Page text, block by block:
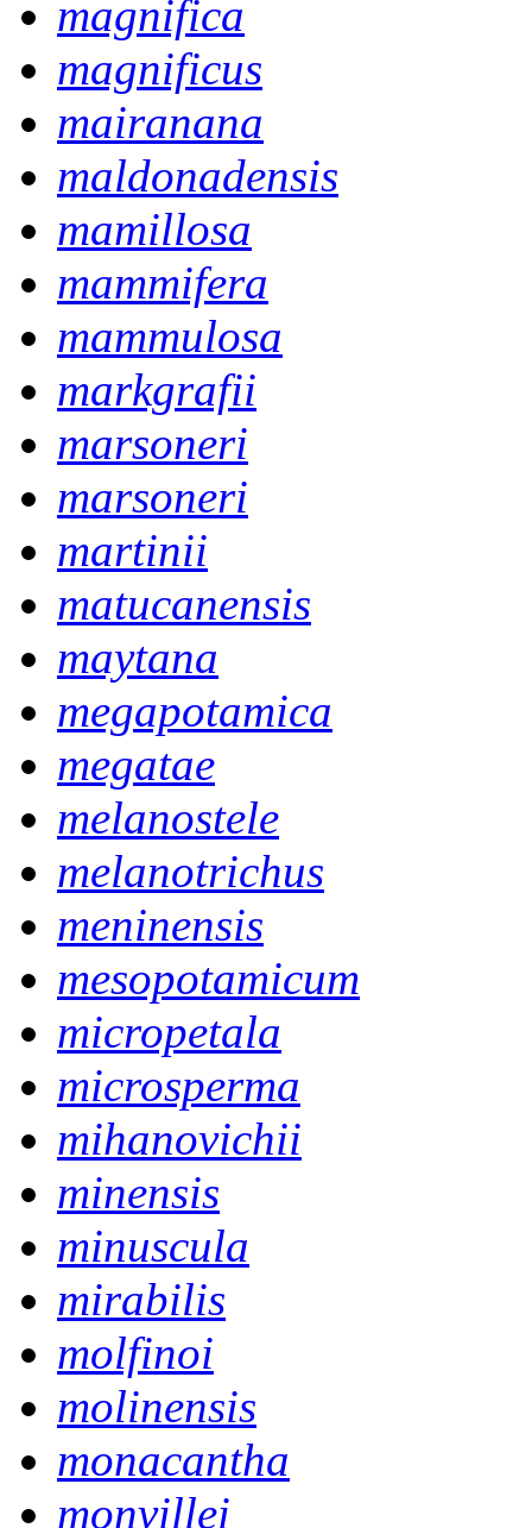
magnifica
magnificus
mairanana
maldonadensis
mamillosa
mammifera
mammulosa
markgrafii
marsoneri
marsoneri
martinii
matucanensis
maytana
megapotamica
megatae
melanostele
melanotrichus
meninensis
mesopotamicum
micropetala
microsperma
mihanovichii
minensis
minuscula
mirabilis
molfinoi
molinensis
monacantha
monvillei